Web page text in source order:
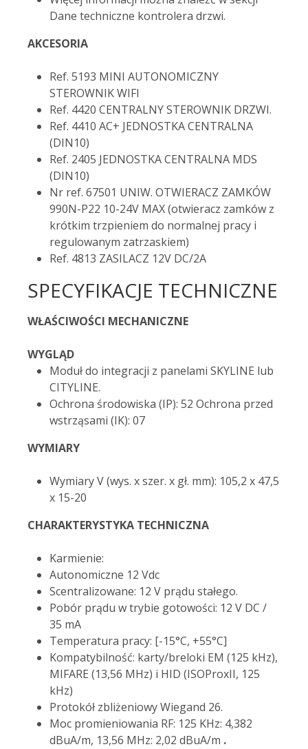
Dane techniczne kontrolera drzwi.
AKCESORIA
Ref. 5193 MINI AUTONOMICZNY
STEROWNIK WIFI
Ref. 4420 CENTRALNY STEROWNIK DRZWI.
Ref. 4410 AC+ JEDNOSTKA CENTRALNA
(DIN10)
Ref. 2405 JEDNOSTKA CENTRALNA MDS
(DIN10)
Nr ref. 67501 UNIW. OTWIERACZ ZAMKÓW
990N-P22 10-24V MAX (otwieracz zamków z
krótkim trzpieniem do normalnej pracy i
regulowanym zatrzaskiem)
Ref. 4813 ZASILACZ 12V DC/2A
SPECYFIKACJE TECHNICZNE
WŁAŚCIWOŚCI MECHANICZNE
WYGLĄD
Moduł do integracji z panelami SKYLINE lub
CITYLINE.
Ochrona środowiska (IP): 52 Ochrona przed
wstrząsami (IK): 07
WYMIARY
Wymiary V (wys. x szer. x gł. mm): 105,2 x 47,5
x 15-20
CHARAKTERYSTYKA TECHNICZNA
Karmienie:
Autonomiczne 12 Vdc
Scentralizowane: 12 V prądu stałego.
Pobór prądu w trybie gotowości: 12 V DC /
35 mA
Temperatura pracy: [-15°C, +55°C]
Kompatybilność: karty/breloki EM (125 kHz),
MIFARE (13,56 MHz) i HID (ISOProxII, 125
kHz)
Protokół zbliżeniowy Wiegand 26.
Moc promieniowania RF: 125 KHz: 4,382
dBuA/m, 13,56 MHz: 2,02 dBuA/m .